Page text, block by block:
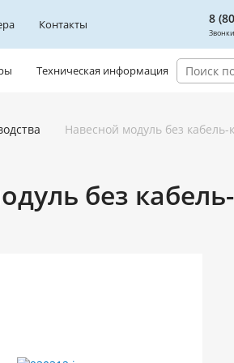
Контакты 8
Техническая информация
Навесной модуль без кабель-
без